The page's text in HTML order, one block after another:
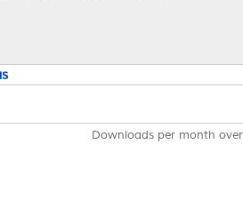
Downloads per month